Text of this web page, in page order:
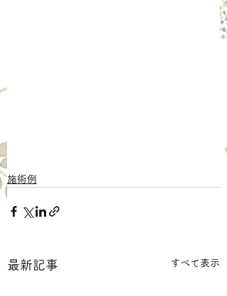
施術例
最新記事 すべて表示